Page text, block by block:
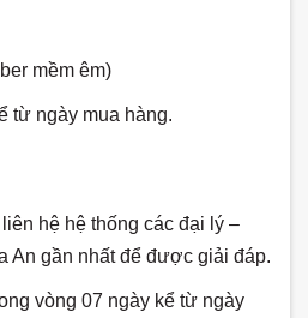
mềm êm)
từ ngày mua hàng.
hệ hệ thống các đại lý –
An gần nhất để được giải đáp.
vòng 07 ngày kể từ ngày